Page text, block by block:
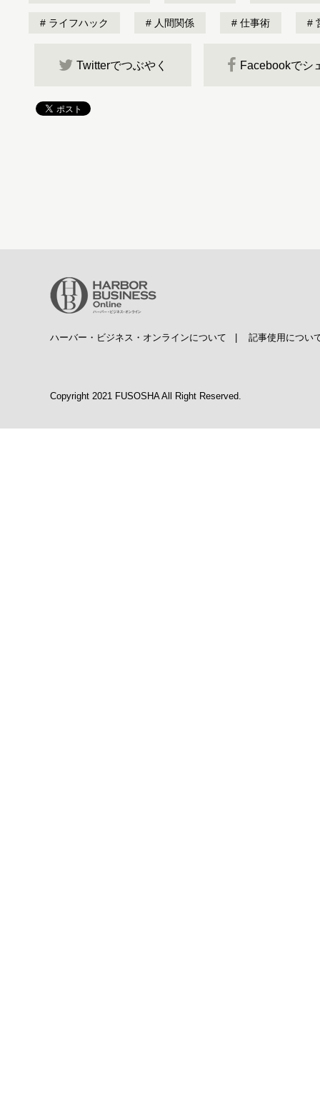
ライフハック 人間関係 仕事術
Twitterでつぶやく Facebookでシ
ハーバー・ビジネス・オンラインについて 記事使用につい
Copyright 2021 FUSOSHA All Right Reserved.